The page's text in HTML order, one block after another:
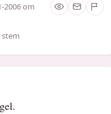
2006 om
stem